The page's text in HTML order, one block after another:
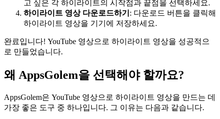
고 싶은 각 하이라이트의 시작점과 끝점을 선택하세요.
하이라이트 영상 다운로드하기 : 다운로드 버튼을 클릭해
하이라이트 영상을 기기에 저장하세요.
완료입니다! YouTube 영상으로 하이라이트 영상을 성공적으
로 만들었습니다.
왜 AppsGolem을 선택해야 할까요?
AppsGolem은 YouTube 영상으로 하이라이트 영상을 만드는 데
가장 좋은 도구 중 하나입니다. 그 이유는 다음과 같습니다.